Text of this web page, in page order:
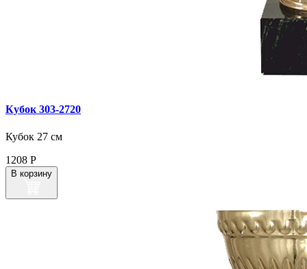
Кубок 303‑2720
Кубок 27 см
1208 Р
В корзину